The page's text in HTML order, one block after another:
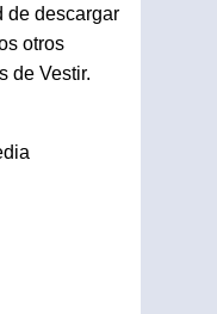
de descargar
otros
de Vestir.